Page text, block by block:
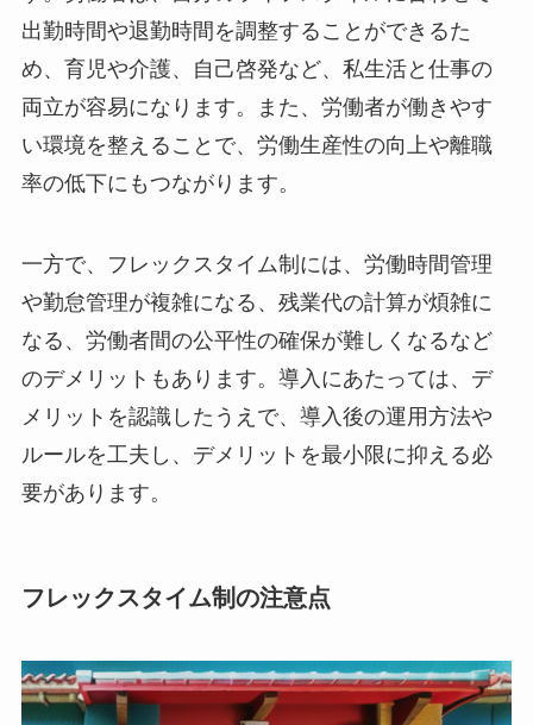
出勤時間や退勤時間を調整することができるた
め、育児や介護、自己啓発など、私生活と仕事の
両立が容易になります。また、労働者が働きやす
い環境を整えることで、労働生産性の向上や離職
率の低下にもつながります。
一方で、フレックスタイム制には、労働時間管理
や勤怠管理が複雑になる、残業代の計算が煩雑に
なる、労働者間の公平性の確保が難しくなるなど
のデメリットもあります。導入にあたっては、デ
メリットを認識したうえで、導入後の運用方法や
ルールを工夫し、デメリットを最小限に抑える必
要があります。
フレックスタイム制の注意点